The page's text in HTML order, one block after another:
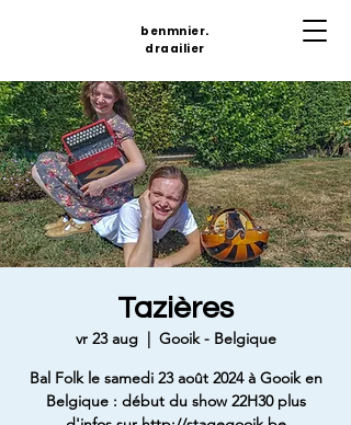
benmnier.
draailier
Tazières
vr 23 aug
  |
Gooik - Belgique
Bal Folk le samedi 23 août 2024 à Gooik en
Belgique : début du show 22H30 plus